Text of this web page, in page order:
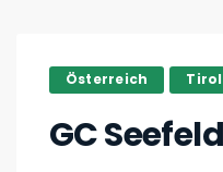
Österreich Tirol
GC